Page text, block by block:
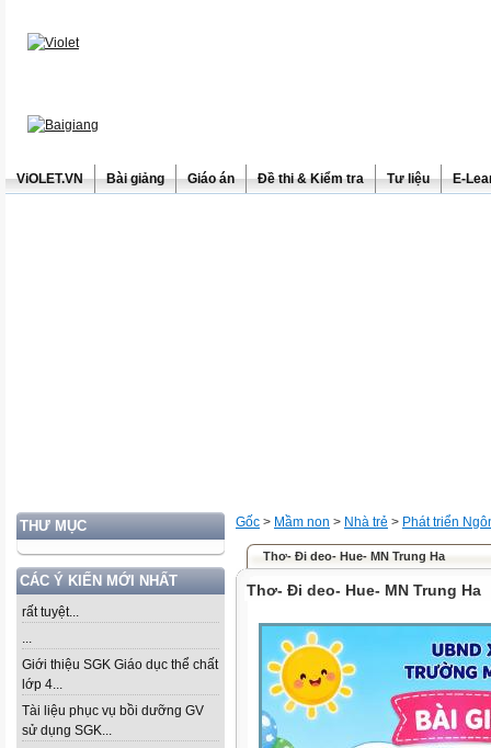
ViOLET.VN Bài giảng Giáo án Đề thi & Kiểm tra Tư liệu E-
THƯ MỤC
CÁC Ý KIẾN MỚI NHẤT
rất tuyệt...
...
Giới thiệu SGK Giáo dục thể chất
lớp 4...
Tài liệu phục vụ bồi dưỡng GV
sử dụng SGK...
Gốc > Mầm non > Nhà trẻ > Phát triển
Thơ- Đi deo- Hue- MN Trung Ha
Thơ- Đi deo- Hue- MN Trung Ha